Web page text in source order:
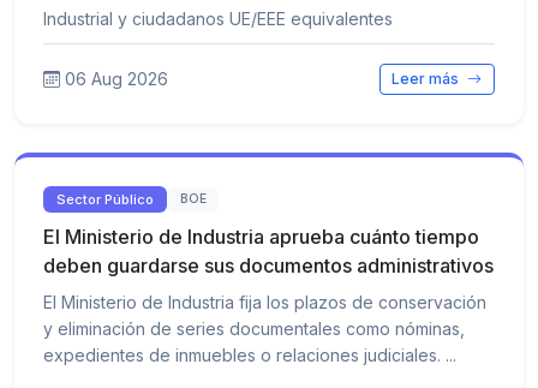
Industrial y ciudadanos UE/EEE equivalentes
06 Aug 2026 Leer más
Sector Público BOE
El Ministerio de Industria aprueba cuánto tiempo
deben guardarse sus documentos administrativos
El Ministerio de Industria fija los plazos de conservación
y eliminación de series documentales como nóminas,
expedientes de inmuebles o relaciones judiciales. ...